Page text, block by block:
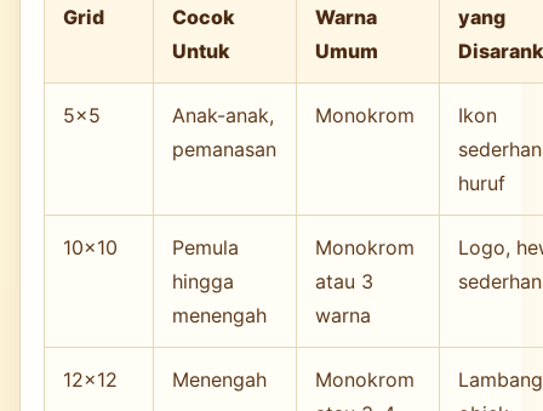
Grid
Cocok
Untuk
Warna
Umum
yang
5×5
Anak-anak,
pemanasan
Monokrom
Ikon
huruf
10×10
Pemula
hingga
menengah
Monokrom
atau 3
warna
Logo,
12×12 Menengah
Monokrom